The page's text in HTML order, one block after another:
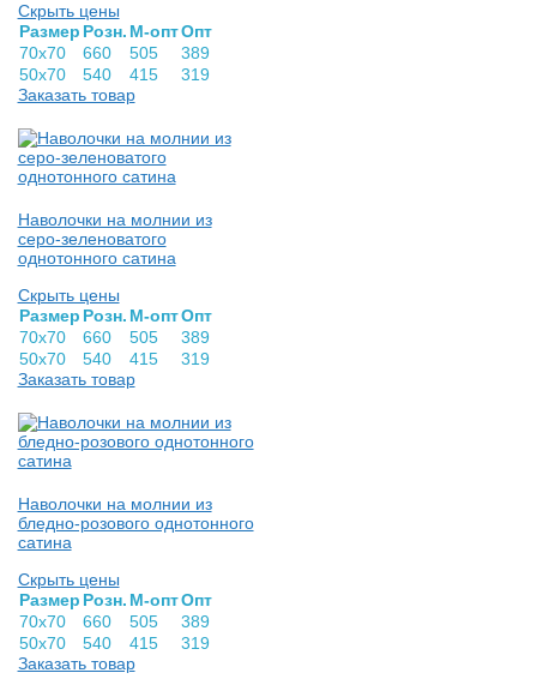
Скрыть цены
Раз­мер Розн. М-оптОпт
70х70
660 505
389
50х70
540 415
319
Заказать товар
Наволочки на молнии из
серо-зеленоватого
однотонного сатина
Скрыть цены
Раз­мер Розн. М-оптОпт
70х70
660 505
389
50х70
540 415
319
Заказать товар
Наволочки на молнии из
бледно-розового однотонного
сатина
Скрыть цены
Раз­мер Розн. М-оптОпт
70х70
660 505
389
50х70
540 415
319
Заказать товар